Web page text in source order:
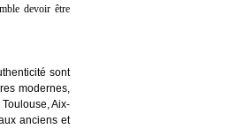
devoir être
sont
modernes,
Aix-
anciens et